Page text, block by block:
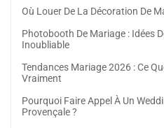
Où Louer De La Décoration De
Photobooth De Mariage : Idées
Inoubliable
Tendances Mariage 2026 : Ce
Vraiment
Pourquoi Faire Appel À Un
Provençale ?